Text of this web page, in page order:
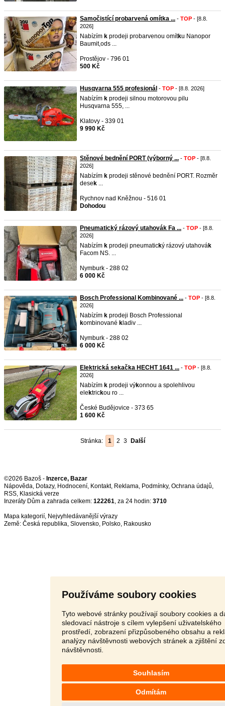
Používáme soubory cookies
Tyto webové stránky používají soubory cookies a
sledovací nástroje s cílem vylepšení uživatelského
prostředí, zobrazení přizpůsobeného obsahu a
analýzy návštěvnosti webových stránek a zjištění
návštěvnosti.
Souhlasím
Odmítám
Samočistící probarvená omítka ... - TOP - [8.8.
2026]
Nabízím k prodeji probarvenou omítku Nanopor
Baumit,ods ...
Prostějov - 796 01
500 Kč
Husqvarna 555 profesionál - TOP - [8.8. 2026]
Nabízím k prodeji silnou motorovou pilu
Husqvarna 555, ...
Klatovy - 339 01
9 990 Kč
Stěnové bednění PORT (výborný ... - TOP - [8.8.
2026]
Nabízím k prodeji stěnové bednění PORT. Rozměr
dese k ...
Rychnov nad Kněžnou - 516 01
Dohodou
Pneumatický rázový utahovák Fa ... - TOP - [8.8.
2026]
Nabízím k prodeji pneumatický rázový utahovák
Facom NS. ...
Nymburk - 288 02
6 000 Kč
Bosch Professional Kombinované ... - TOP - [8.8.
2026]
Nabízím k prodeji Bosch Professional
kombinované k ladiv ...
Nymburk - 288 02
6 000 Kč
Elektrická sekačka HECHT 1641 ... - TOP - [8.8.
2026]
Nabízím k prodeji výkonnou a spolehlivou
ele ktrickou ro ...
České Budějovice - 373 65
1 600 Kč
Stránka: 1 2 3 Další
©2026 Bazoš - Inzerce, Bazar
Nápověda, Dotazy, Hodnocení, Kontakt, Reklama, Podmínky, Ochrana údajů,
RSS,
Inzeráty Dům a zahrada celkem: 122261, za 24 hodin: 3710
Mapa kategorií, Nejvyhledávanější výrazy
Země: Česká republika, Slovensko, Polsko, Rakousko